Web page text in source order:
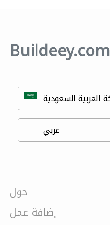
Buildeey.com
حول
إضافة عمل